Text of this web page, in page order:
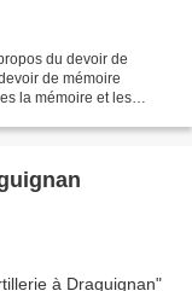
du devoir de
de mémoire
la mémoire et les